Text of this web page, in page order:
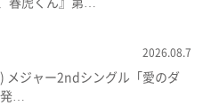
2026.08.7
メジャー2ndシングル「愛のダ
発…